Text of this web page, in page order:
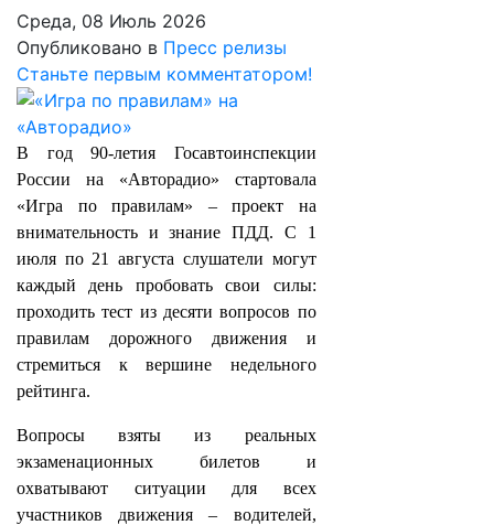
Среда, 08 Июль 2026
Опубликовано в Пресс релизы
Станьте первым комментатором!
В год 90‑летия Госавтоинспекции
России на «Авторадио» стартовала
«Игра по правилам» – проект на
внимательность и знание ПДД. С 1
июля по 21 августа слушатели могут
каждый день пробовать свои силы:
проходить тест из десяти вопросов по
правилам дорожного движения и
стремиться к вершине недельного
рейтинга.
Вопросы взяты из реальных
экзаменационных билетов и
охватывают ситуации для всех
участников движения – водителей,